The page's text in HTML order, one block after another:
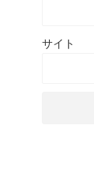
サイト